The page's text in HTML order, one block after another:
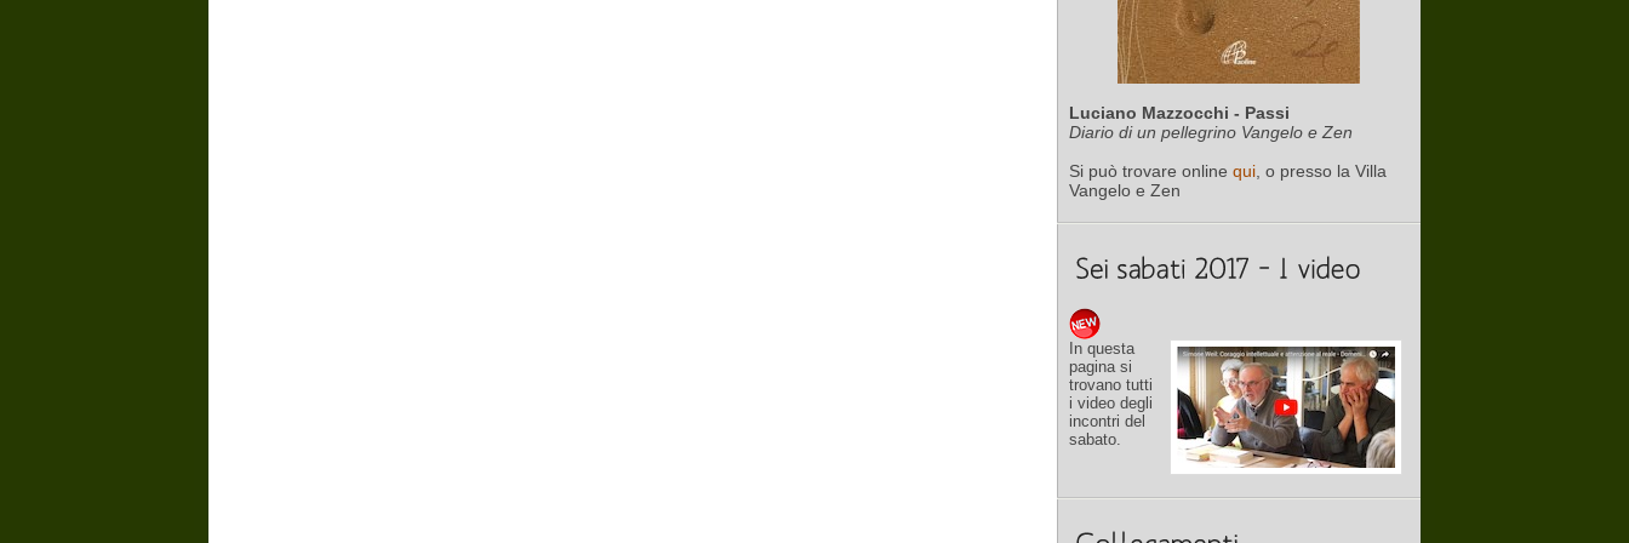
Luciano Mazzocchi - Passi
Diario di un pellegrino Vangelo e Zen
Si può trovare online qui , o presso la Villa
Vangelo e Zen
In questa
pagina si
trovano tutti
i video degli
incontri del
sabato.